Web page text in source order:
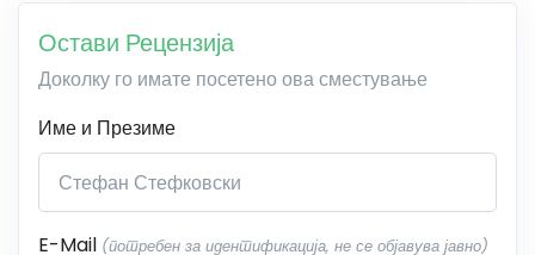
Остави Рецензија
Доколку го имате посетено ова сместување
Име и Презиме
E-Mail (потребен за идентификација, не се објавува јавно)